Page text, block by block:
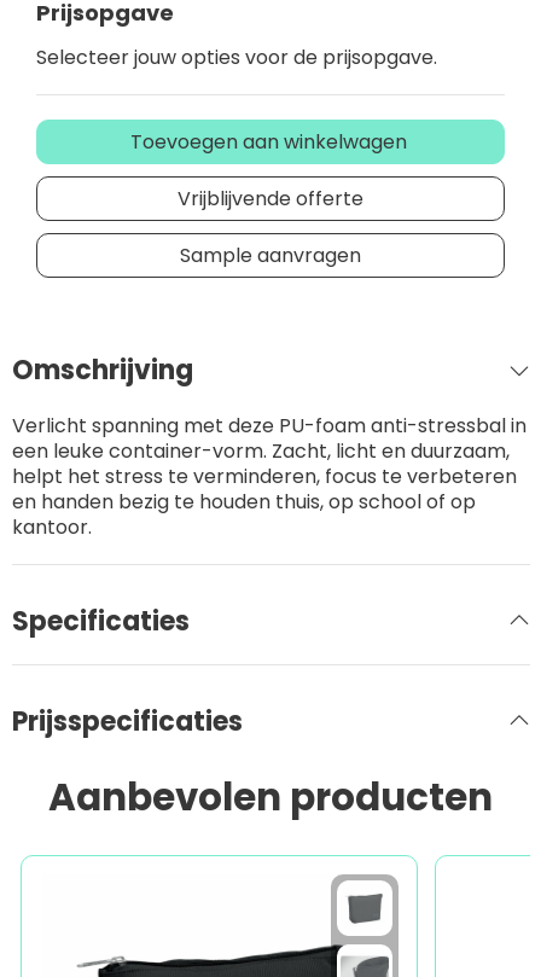
Prijsopgave
Selecteer jouw opties voor de prijsopgave.
Toevoegen aan winkelwagen
Vrijblijvende offerte
Sample aanvragen
Omschrijving
Verlicht spanning met deze PU-foam anti-stressbal in
een leuke container-vorm. Zacht, licht en duurzaam,
helpt het stress te verminderen, focus te verbeteren
en handen bezig te houden thuis, op school of op
kantoor.
Specificaties
Prijsspecificaties
Aanbevolen producten